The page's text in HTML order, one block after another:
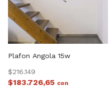
Plafon Angola 15w
$216.149
$183.726,65 con